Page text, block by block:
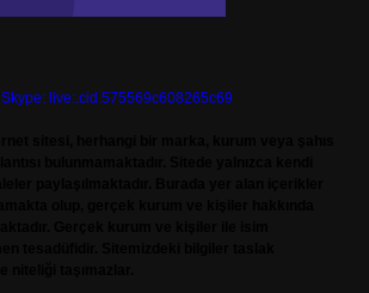
Skype: live:.cid.575569c608265c69